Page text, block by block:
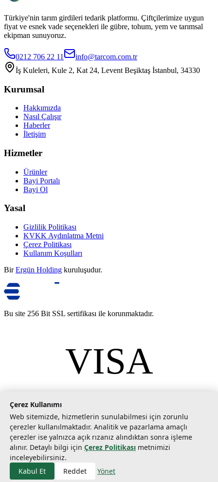
Türkiye'nin tarım girdileri tedarik platformu. Çiftçilerimize uygun
fiyat ve esnek vade seçenekleri ile gübre, tohum, yem ve tarımsal
ekipman sunuyoruz.
0212 706 22 11
info@tarcom.com.tr
İş Kuleleri, Kule 2, Kat 24, Levent Beşiktaş İstanbul, 34330
Kurumsal
Hakkımızda
Nasıl Çalışır
Haberler
İletişim
Hizmetler
Ürünler
Bayi Portalı
Bayi Ol
Yasal
Gizlilik Politikası
KVKK Aydınlatma Metni
Çerez Politikası
Kullanım Koşulları
Bir Ergün Holding kuruluşudur.
Bu site 256 Bit SSL sertifikası ile korunmaktadır.
VISA
mastercard
2026Tarımcom Tarım ve Teknoloji A.Ş. Tüm hakları saklıdır.